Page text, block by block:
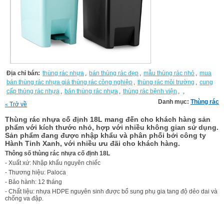
Địa chỉ bán: thùng rác nhựa , bán thùng rác đẹp , mẫu thùng rác nhỏ , mua
bán thùng rác nhựa giá thùng rác công nghiệp , thùng rác môi trường , cung
cấp thùng rác nhựa , bán thùng rác nhựa , thùng rác bệnh viện , ,
« Trở về Danh mục: Thùng rác
Thùng rác nhựa cố định 18L mang đến cho khách hàng sản
phẩm với kích thước nhỏ, hợp với nhiều không gian sử dụng.
Sản phẩm đang được nhập khẩu và phân phối bởi công ty
Hành Tinh Xanh, với nhiều ưu đãi cho khách hàng.
Thông số thùng rác nhựa cố định 18L
- Xuất xứ: Nhập khẩu nguyên chiếc
- Thương hiệu: Paloca
- Bảo hành: 12 tháng
- Chất liệu: nhựa HDPE nguyên sinh được bổ sung phụ gia tang độ dẻo dai và
chống va đập.